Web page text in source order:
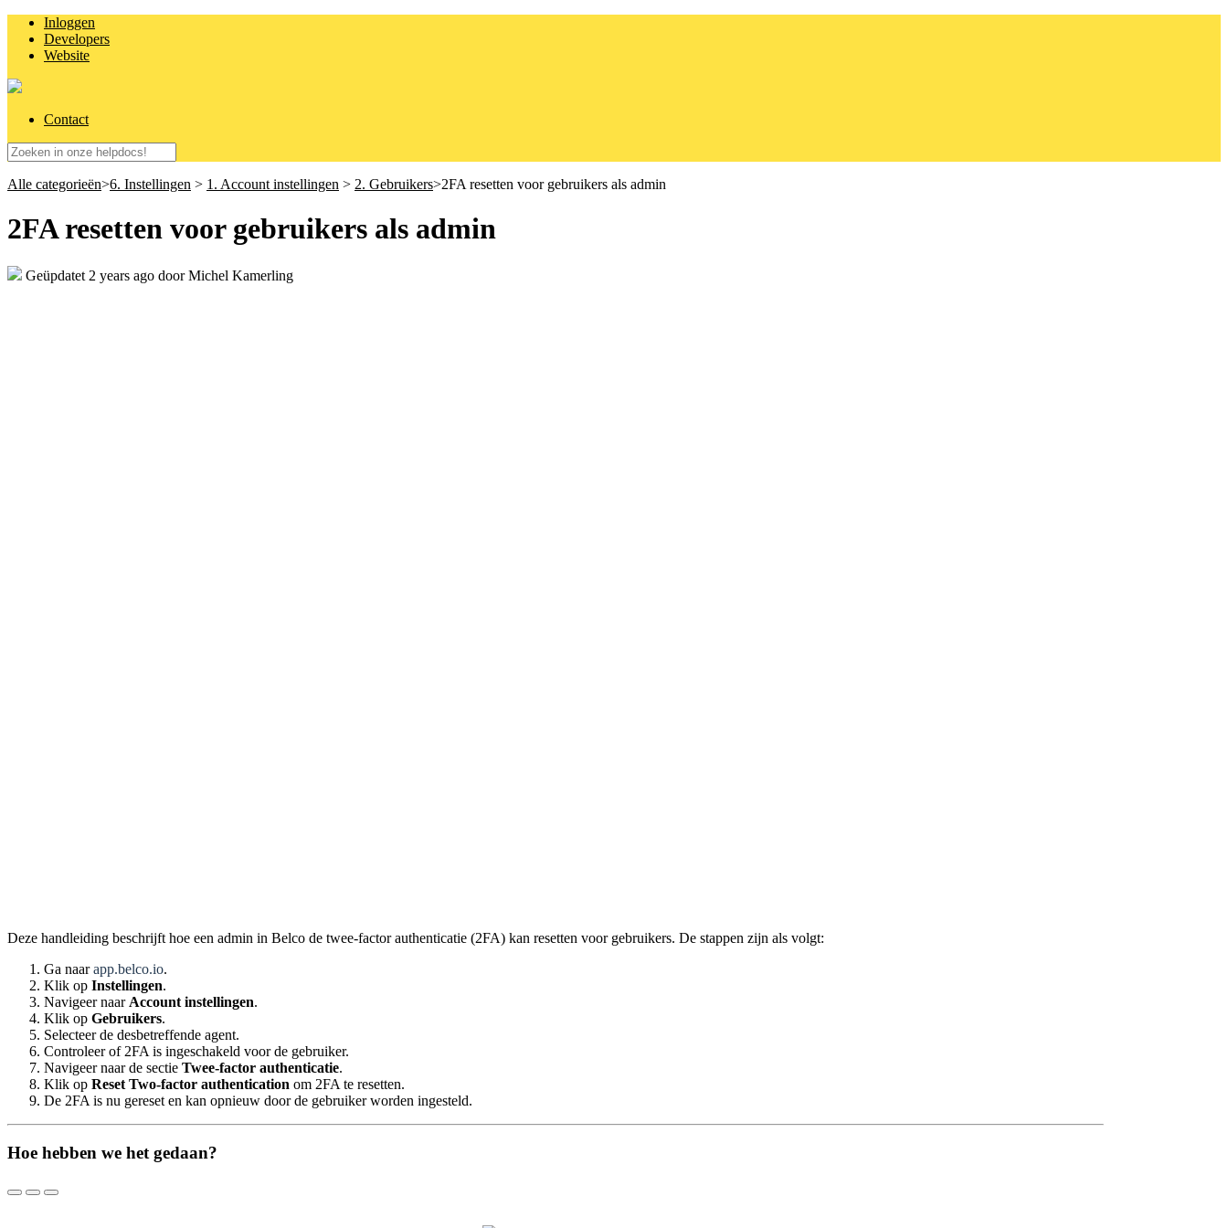
Inloggen
Developers
Website
Contact
Alle categorieën​>​​6. Instellingen ​ > ​ ​1. Account instellingen ​ > ​ ​2. Gebruikers​>​ 2FA resetten voor gebruikers als admin
2FA resetten voor gebruikers als admin
Geüpdatet 2 years ago door Michel Kamerling
Deze handleiding beschrijft hoe een admin in Belco de twee-factor authenticatie (2FA) kan resetten voor gebruikers. De stappen zijn als volgt:
Ga naarapp.belco.io.
Klik op Instellingen.
Navigeer naar Account instellingen.
Klik op Gebruikers.
Selecteer de desbetreffende agent.
Controleer of 2FA is ingeschakeld voor de gebruiker.
Navigeer naar de sectie Twee-factor authenticatie.
Klik op Reset Two-factor authentication om 2FA te resetten.
De 2FA is nu gereset en kan opnieuw door de gebruiker worden ingesteld​.
Hoe hebben we het gedaan?